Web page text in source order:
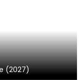
(2027)